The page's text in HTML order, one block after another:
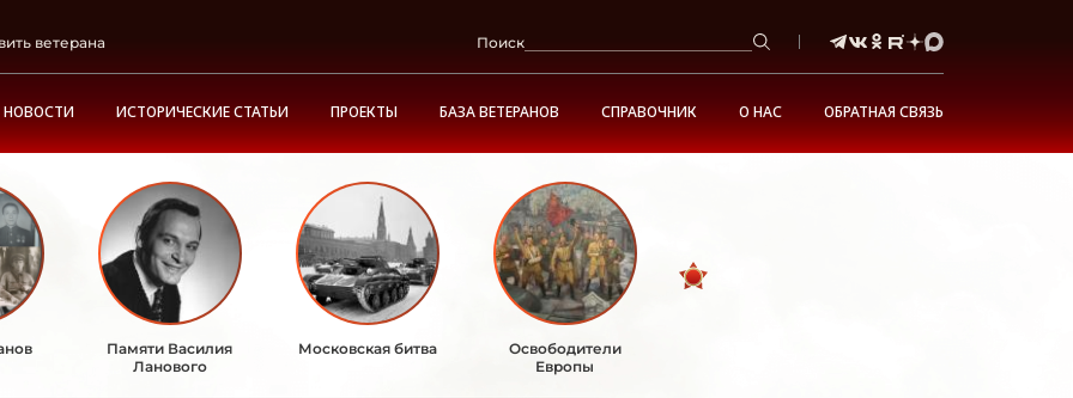
ветерана Поиск
НОВОСТИ ИСТОРИЧЕСКИЕ СТАТЬИ ПРОЕКТЫ БАЗА ВЕТЕРАНОВ СПРАВОЧНИК О НАС ОБРАТНАЯ СВЯЗЬ
Памяти Василия
Ланового
Московская битва
Освободители
Европы